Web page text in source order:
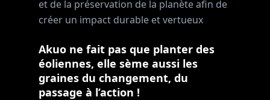
et de la préservation de la planète afin de
créer un impact durable et vertueux
Akuo ne fait pas que planter des
éoliennes, elle sème aussi les
graines du changement, du
passage à l’action !